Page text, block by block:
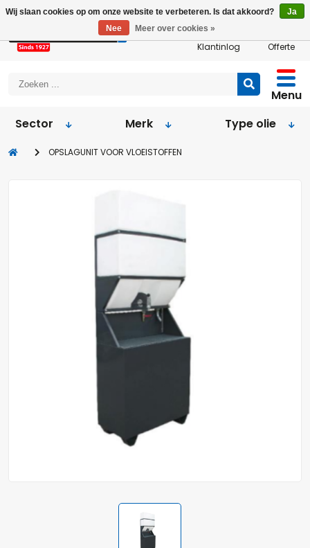
Klantinlog Offerte
Menu
Sector
Merk Type olie
OPSLAGUNIT VOOR VLOEISTOFFEN
Wij slaan cookies op om onze website te verbeteren. Is dat akkoord?
Ja
Nee
Meer over cookies »